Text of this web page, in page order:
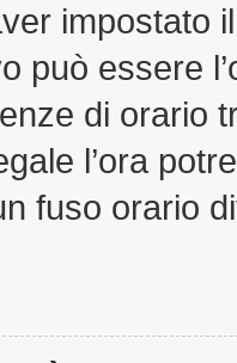
impostato
può essere
di orario
l’ora
fuso orario